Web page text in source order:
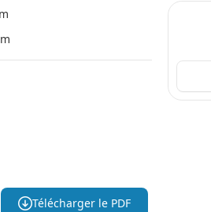
Télécharger le PDF